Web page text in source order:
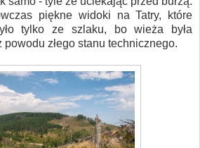
piękne widoki na Tatry, które
tylko ze szlaku, bo wieża była
złego stanu technicznego.